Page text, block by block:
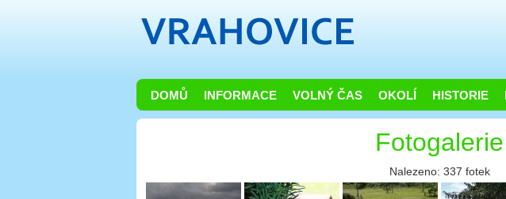
DOMŮ INFORMACE VOLNÝ ČAS OKOLÍ HISTORIE
Fotogalerie
Nalezeno: 337 fotek